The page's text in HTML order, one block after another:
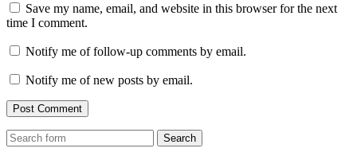
Save my name, email, and website in this browser for the next
time I comment.
Notify me of follow-up comments by email.
Notify me of new posts by email.
Search
for: